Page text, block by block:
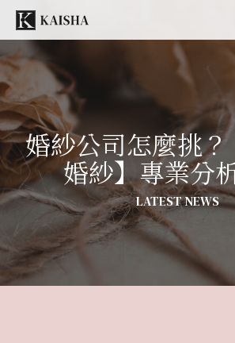
婚紗公司怎麼挑
婚紗】專業分
LATEST NEWS